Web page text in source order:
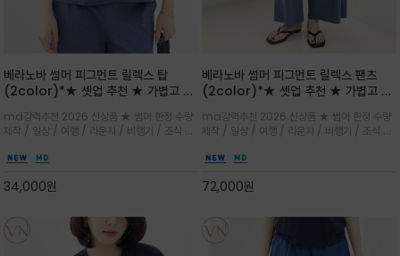
베라노바 썸머 피그먼트 릴렉스 탑
(2color)*★ 셋업 추천 ★ 가볍고 부
튼 소재로 완성
md강력추천 2026 신상품 ★ 썸머 한정 수량
제작 / 일상 / 여행 / 라운지 / 비행기 / 조식 /
그먼트로 제작되어 편하고 가볍게 후회없으실 아
34,000원
베라노바 썸머 피그먼트 릴렉스 팬츠
(2color)*★ 셋업 추천 ★ 가볍고 부
튼 소재로 완성
md강력추천 2026 신상품 ★ 썸머 한정 수량
제작 / 일상 / 여행 / 라운지 / 비행기 / 조식 /
그먼트로 제작되어 편하고 가볍게 후회없으실 아
72,000원